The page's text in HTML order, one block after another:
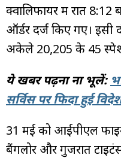
क्वालिफायर में रात
ऑर्डर दर्ज किए गए। इसी
अकेले ₹20,205 के 45
ये खबर पढ़ना ना भूलें:
सर्विस पर फिदा हुई
31 मई को आईपीएल
बैंगलोर और गुजरात